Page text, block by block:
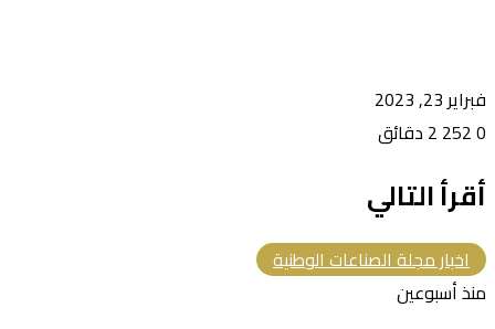
فبراير 23, 2023
0
2 دقائق
أقرأ التالي
اخبار مجلة الصناعات الوطنية
منذ أسبوعين